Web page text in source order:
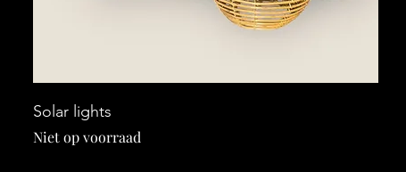
Solar lights
Niet op voorraad